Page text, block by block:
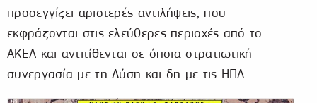
προσεγγίζει αριστερές αντιλήψεις, που
εκφράζονται στις ελεύθερες περιοχές από το
ΑΚΕΛ και αντιτίθενται σε όποια στρατιωτική
συνεργασία με τη Δύση και δη με τις ΗΠΑ.